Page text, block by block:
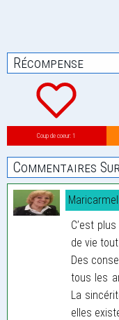
Récompense
Coup de coeur: 1
Commentaires
C’est
de vie
Des
tous les
La
elles